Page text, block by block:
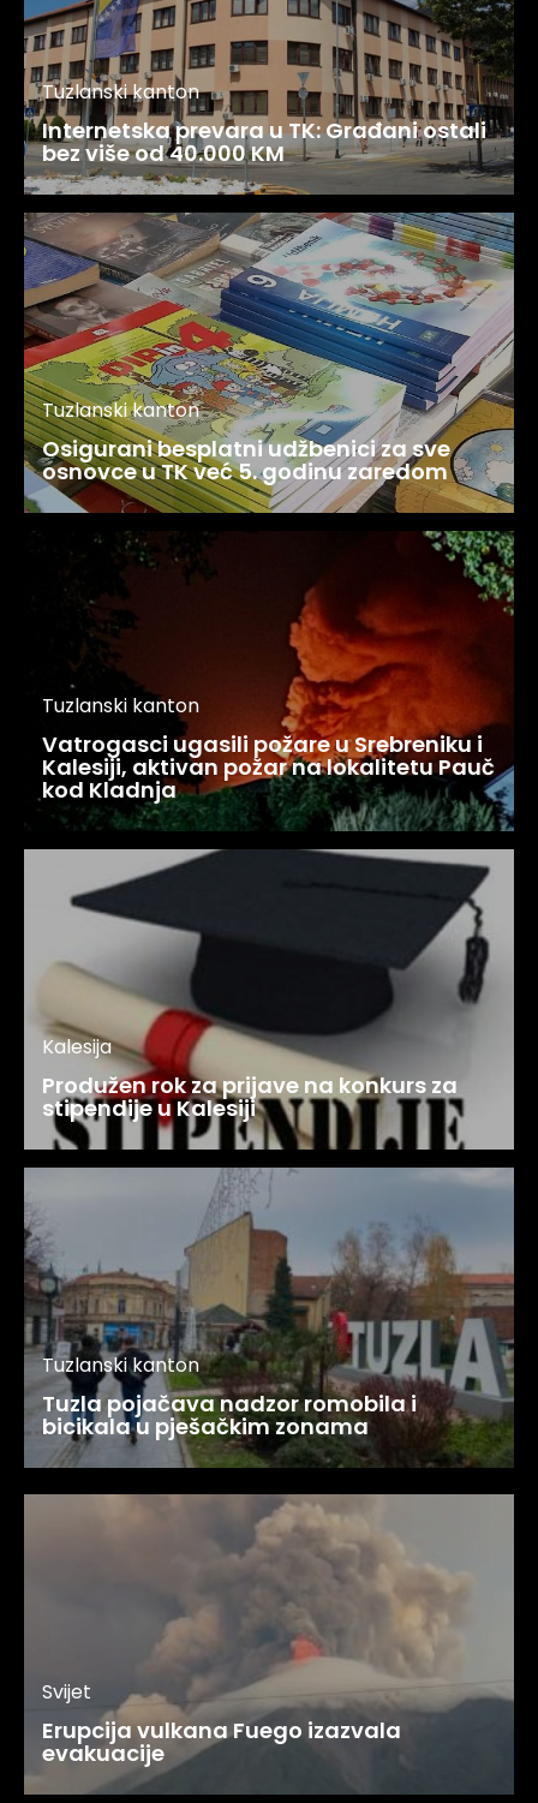
Tuzlanski kanton
Internetska prevara u TK: Građani ostali
bez više od 40.000 KM
Tuzlanski kanton
Osigurani besplatni udžbenici za sve
osnovce u TK već 5. godinu zaredom
Tuzlanski kanton
Vatrogasci ugasili požare u Srebreniku i
Kalesiji, aktivan požar na lokalitetu Pauč
kod Kladnja
Kalesija
Produžen rok za prijave na konkurs za
stipendije u Kalesiji
Tuzlanski kanton
Tuzla pojačava nadzor romobila i
bicikala u pješačkim zonama
Svijet
Erupcija vulkana Fuego izazvala
evakuacije